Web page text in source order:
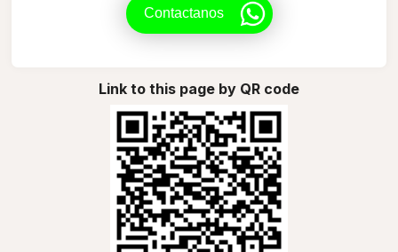
Contactanos
Link to this page by QR code